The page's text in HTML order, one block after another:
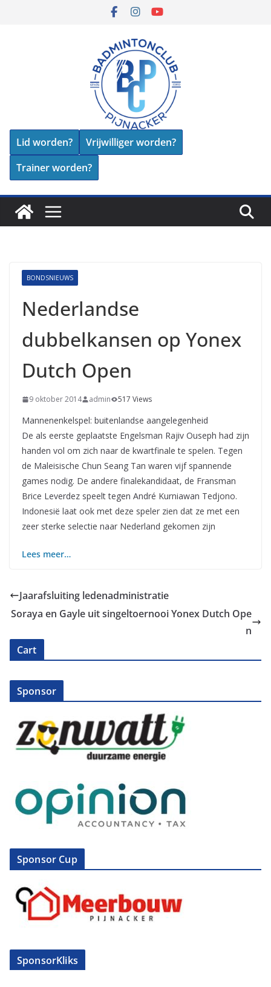
Lid worden?
Vrijwilliger worden?
Trainer worden?
BONDSNIEUWS
Nederlandse
dubbelkansen op Yonex
Dutch Open
9 oktober 2014 admin 517 Views
Mannenenkelspel: buitenlandse aangelegenheid
De als eerste geplaatste Engelsman Rajiv Ouseph had zijn
handen vol om zich naar de kwartfinale te spelen. Tegen
de Maleisische Chun Seang Tan waren vijf spannende
games nodig. De andere finalekandidaat, de Fransman
Brice Leverdez speelt tegen André Kurniawan Tedjono.
Indonesië laat ook met deze speler zien dat ze met een
zeer sterke selectie naar Nederland gekomen zijn
Lees meer…
Jaarafsluiting ledenadministratie
Soraya en Gayle uit singeltoernooi Yonex Dutch Ope
n
Cart
Sponsor
Sponsor Cup
SponsorKliks